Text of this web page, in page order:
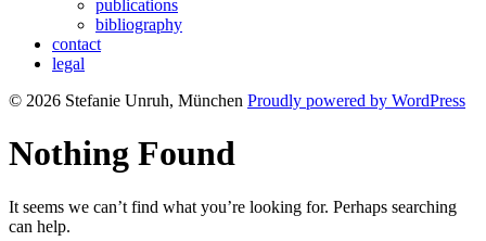
publications
bibliography
contact
legal
© 2026 Stefanie Unruh, München Proudly powered by WordPress
Nothing Found
It seems we can’t find what you’re looking for. Perhaps searching
can help.